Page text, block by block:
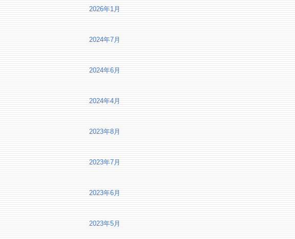
2026年1月
2024年7月
2024年6月
2024年4月
2023年8月
2023年7月
2023年6月
2023年5月